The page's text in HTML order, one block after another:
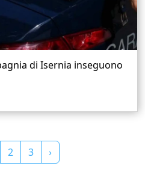
di Isernia inseguono
2 3 ›